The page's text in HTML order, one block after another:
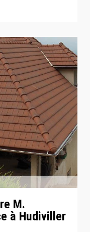
M.
à Hudiviller